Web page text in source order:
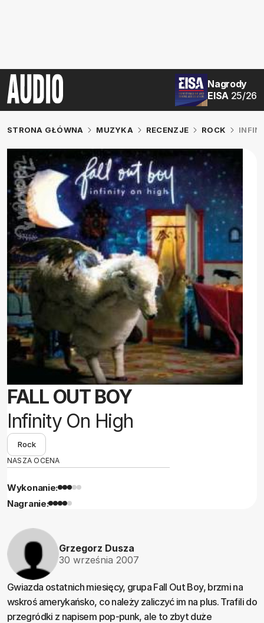
Nagrody
EISA 25/26
STRONA GŁÓWNA MUZYKA RECENZJE ROCK
FALL OUT BOY
Infinity On High
Rock
NASZA OCENA
Wykonanie:
Nagranie:
Grzegorz Dusza
30 września 2007
Gwiazda ostatnich miesięcy, grupa Fall Out Boy, brzmi na
wskroś amerykańsko, co należy zaliczyć im na plus. Trafili do
przegródki z napisem pop-punk, ale to zbyt duże